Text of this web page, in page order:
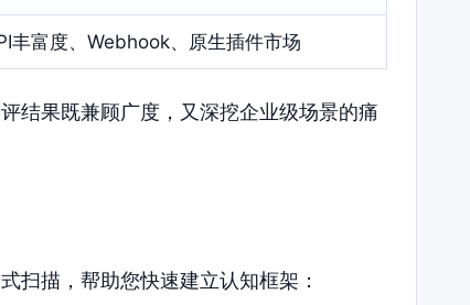
丰富度、Webhook、原生插件市场
结果既兼顾广度，又深挖企业级场景的痛
扫描，帮助您快速建立认知框架：